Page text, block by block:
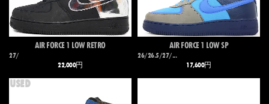
AIR FORCE 1 LOW RETRO
27/
22,000円
AIR FORCE 1 LOW SP
26/26.5/27/...
17,600円
USED